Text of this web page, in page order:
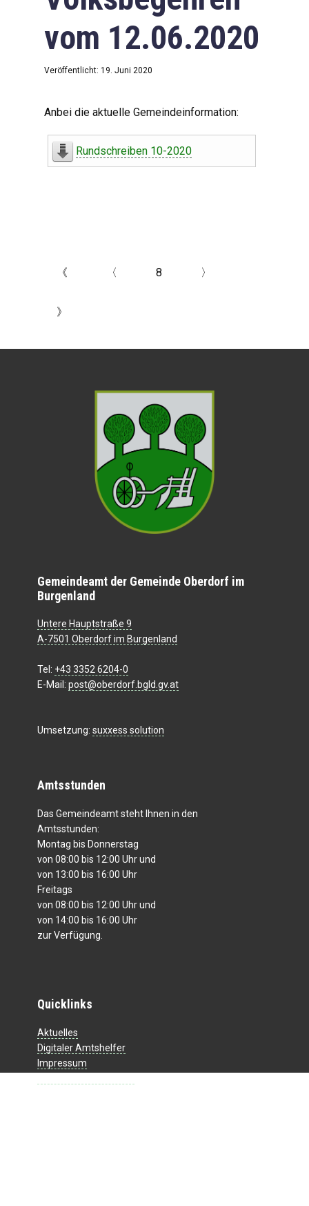
vom 12.06.2020
Veröffentlicht: 19. Juni 2020
Anbei die aktuelle Gemeindeinformation:
Rundschreiben 10-2020
《 〈 8 〉
》
Gemeindeamt der Gemeinde Oberdorf im
Burgenland
Untere Hauptstraße 9
A-7501 Oberdorf im Burgenland
Tel: +43 3352 6204-0
E-Mail: post@oberdorf.bgld.gv.at
Umsetzung: suxxess solution
Amtsstunden
Das Gemeindeamt steht Ihnen in den
Amtsstunden:
Montag bis Donnerstag
von 08:00 bis 12:00 Uhr und
von 13:00 bis 16:00 Uhr
Freitags
von 08:00 bis 12:00 Uhr und
von 14:00 bis 16:00 Uhr
zur Verfügung.
Quicklinks
Aktuelles
Digitaler Amtshelfer
Impressum